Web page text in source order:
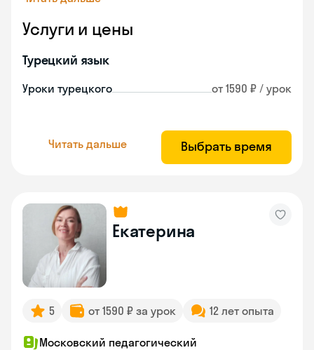
Услуги и цены
Турецкий язык
Уроки турецкого от 1590 ₽ / урок
Читать дальше Выбрать время
Екатерина
5 от 1590 ₽ за урок 12 лет опыта
Московский педагогический